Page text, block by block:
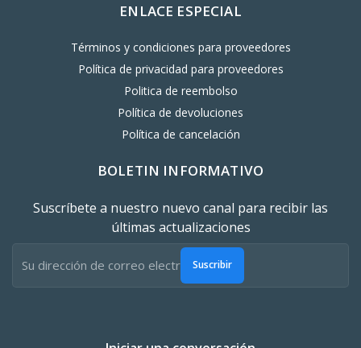
ENLACE ESPECIAL
Términos y condiciones para proveedores
Política de privacidad para proveedores
Politica de reembolso
Política de devoluciones
Política de cancelación
BOLETIN INFORMATIVO
Suscríbete a nuestro nuevo canal para recibir las
últimas actualizaciones
Suscribir